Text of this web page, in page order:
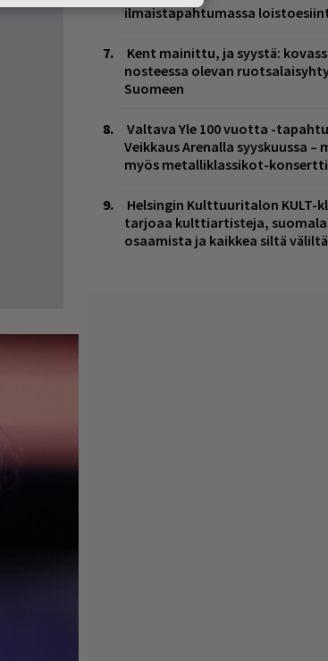
ilmaistapahtumassa
Kent mainittu, ja syystä:
nosteessa olevan
Suomeen
Valtava Yle 100 vuotta -
Veikkaus Arenalla syyskuussa –
myös metalliklassikot-konsertti
Helsingin Kulttuuritalon KULT-
tarjoaa kulttiartisteja,
osaamista ja kaikkea siltä väliltä